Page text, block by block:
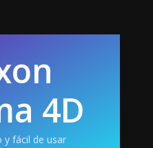
4D
y fácil de usar